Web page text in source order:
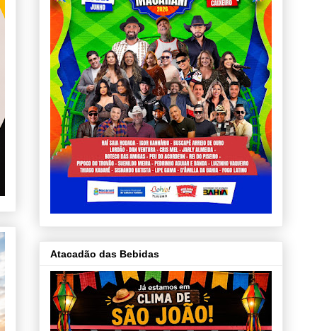
Atacadão das Bebidas